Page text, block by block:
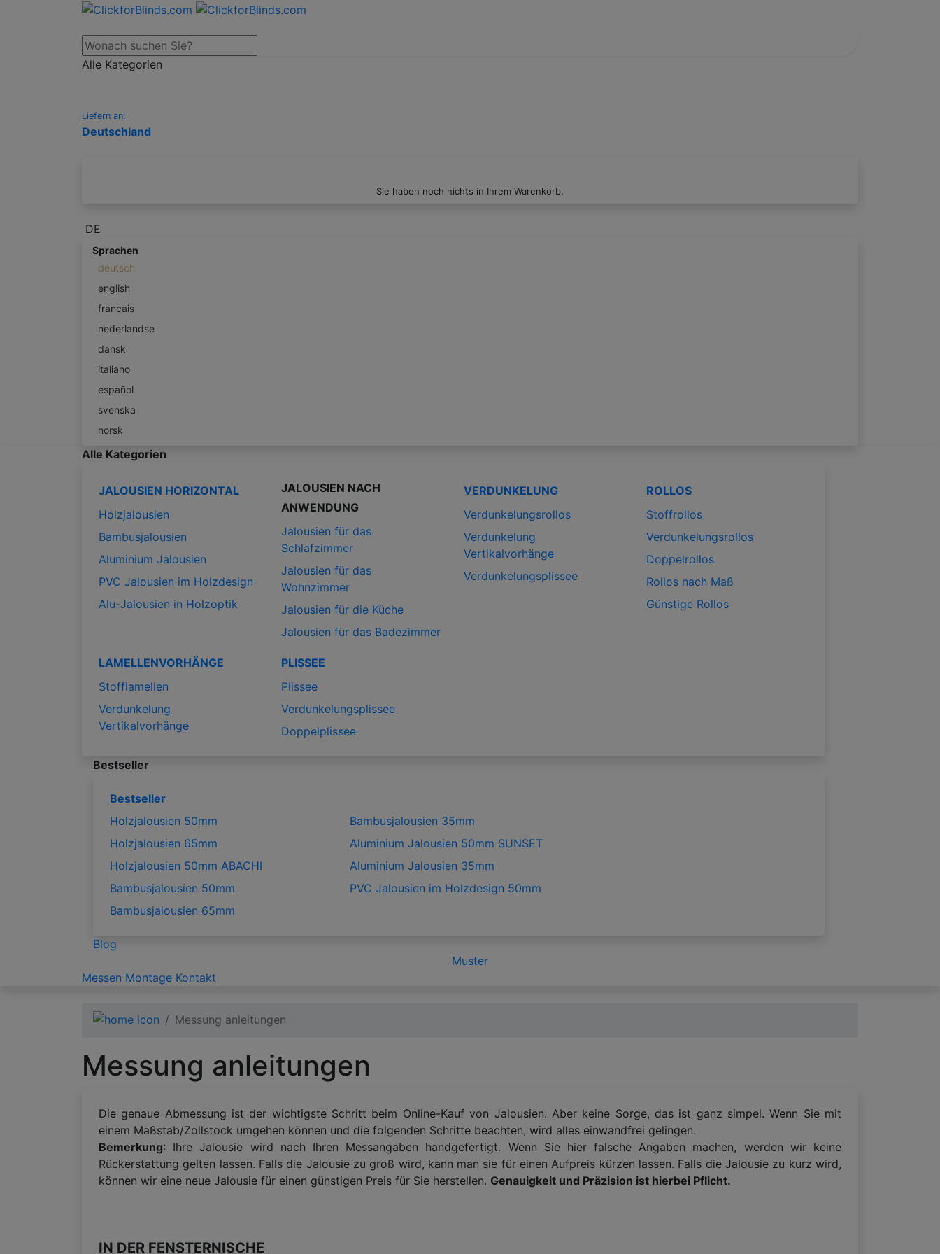
Alle Kategorien
Liefern an:
Deutschland
Sie haben noch nichts in Ihrem Warenkorb.
DE
Sprachen
deutsch
english
francais
nederlandse
dansk
italiano
español
svenska
norsk
Alle Kategorien
JALOUSIEN HORIZONTAL
Holzjalousien
Bambusjalousien
Aluminium Jalousien
PVC Jalousien im Holzdesign
Alu-Jalousien in Holzoptik
JALOUSIEN NACH
ANWENDUNG
Jalousien für das
Schlafzimmer
Jalousien für das
Wohnzimmer
Jalousien für die Küche
Jalousien für das Badezimmer
VERDUNKELUNG
Verdunkelungsrollos
Verdunkelung
Vertikalvorhänge
Verdunkelungsplissee
ROLLOS
Stoffrollos
Verdunkelungsrollos
Doppelrollos
Rollos nach Maß
Günstige Rollos
LAMELLENVORHÄNGE
Stofflamellen
Verdunkelung
Vertikalvorhänge
PLISSEE
Plissee
Verdunkelungsplissee
Doppelplissee
Bestseller
Bestseller
Holzjalousien 50mm
Holzjalousien 65mm
Holzjalousien 50mm ABACHI
Bambusjalousien 50mm
Bambusjalousien 65mm
Bambusjalousien 35mm
Aluminium Jalousien 50mm SUNSET
Aluminium Jalousien 35mm
PVC Jalousien im Holzdesign 50mm
Blog
Muster
Messen Montage Kontakt
Messung anleitungen
Messung anleitungen
Die genaue Abmessung ist der wichtigste Schritt beim Online-Kauf von Jalousien. Aber keine Sorge, das ist ganz simpel. Wenn Sie mit
einem Maßstab/Zollstock umgehen können und die folgenden Schritte beachten, wird alles einwandfrei gelingen.
Bemerkung: Ihre Jalousie wird nach Ihren Messangaben handgefertigt. Wenn Sie hier falsche Angaben machen, werden wir keine
Rückerstattung gelten lassen. Falls die Jalousie zu groß wird, kann man sie für einen Aufpreis kürzen lassen. Falls die Jalousie zu kurz wird,
können wir eine neue Jalousie für einen günstigen Preis für Sie herstellen. Genauigkeit und Präzision ist hierbei Pflicht.
IN DER FENSTERNISCHE